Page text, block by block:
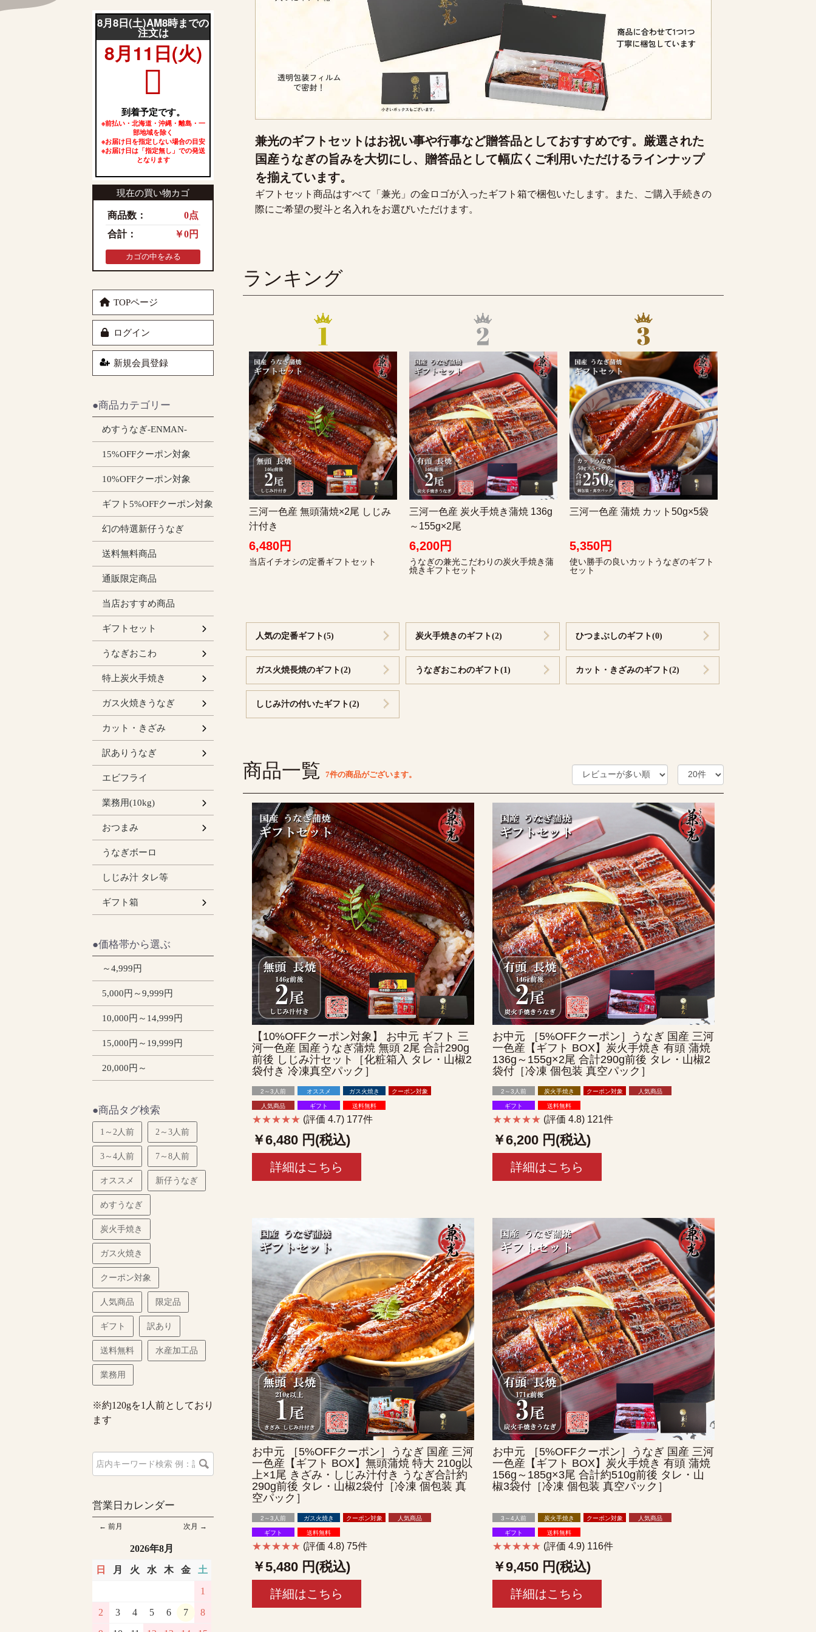
兼光のギフトセットはお祝い事や行事など贈答品としておすすめです。厳選された
国産うなぎの旨みを大切にし、贈答品として幅広くご利用いただけるラインナップ
を揃えています。
ギフトセット商品はすべて「兼光」の金ロゴが入ったギフト箱で梱包いたします。また、ご購入手続きの
際にご希望の熨斗と名入れをお選びいただけます。
ランキング
三河一色産 無頭蒲焼×2尾 しじみ
汁付き
6,480円
当店イチオシの定番ギフトセット
三河一色産 炭火手焼き蒲焼 136g
～155g×2尾
6,200円
うなぎの兼光こだわりの炭火手焼き蒲
焼きギフトセット
三河一色産 蒲焼 カット50g×5袋
5,350円
使い勝手の良いカットうなぎのギフト
セット
人気の定番ギフト(5) 炭火手焼きのギフト(2) ひつまぶしのギフト(0)
ガス火焼長焼のギフト(2) うなぎおこわのギフト(1) カット・きざみのギフト(2)
しじみ汁の付いたギフト(2)
商品一覧 7件の商品がございます。
【10%OFFクーポン対象】 お中元 ギフト 三
河一色産 国産うなぎ蒲焼 無頭 2尾 合計290g
前後 しじみ汁セット［化粧箱入 タレ・山椒2
袋付き 冷凍真空パック］
2～3人前 オススメ ガス火焼き クーポン対象
人気商品 ギフト 送料無料
★★★★★ (評価 4.7) 177件
￥6,480 円(税込)
詳細はこちら
お中元 ［5%OFFクーポン］うなぎ 国産 三河
一色産【ギフト BOX】炭火手焼き 有頭 蒲焼
136g～155g×2尾 合計290g前後 タレ・山椒2
袋付［冷凍 個包装 真空パック］
2～3人前 炭火手焼き クーポン対象 人気商品
ギフト 送料無料
★★★★★ (評価 4.8) 121件
￥6,200 円(税込)
詳細はこちら
お中元 ［5%OFFクーポン］うなぎ 国産 三河
一色産【ギフト BOX】無頭蒲焼 特大 210g以
上×1尾 きざみ・しじみ汁付き うなぎ合計約
290g前後 タレ・山椒2袋付［冷凍 個包装 真
空パック］
2～3人前 ガス火焼き クーポン対象 人気商品
ギフト 送料無料
★★★★★ (評価 4.8) 75件
￥5,480 円(税込)
詳細はこちら
お中元 ［5%OFFクーポン］うなぎ 国産 三河
一色産【ギフト BOX】炭火手焼き 有頭 蒲焼
156g～185g×3尾 合計約510g前後 タレ・山
椒3袋付［冷凍 個包装 真空パック］
3～4人前 炭火手焼き クーポン対象 人気商品
ギフト 送料無料
★★★★★ (評価 4.9) 116件
￥9,450 円(税込)
詳細はこちら
現在の買い物カゴ
商品数：
0点
合計：
￥0円
カゴの中をみる
TOPページ
ログイン
新規会員登録
●商品カテゴリー
めすうなぎ-ENMAN-
15%OFFクーポン対象
10%OFFクーポン対象
ギフト5%OFFクーポン対象
幻の特選新仔うなぎ
送料無料商品
通販限定商品
当店おすすめ商品
ギフトセット
うなぎおこわ 6個入り
9個入り
特上炭火手焼き 紅白セット
1kg入り
特大サイズ 2尾
特大サイズ 3尾
大サイズ2尾
大サイズ3尾
小サイズ3尾
180g以上
156g～185g
136g～155g
156g以上
136g～155g
ガス火焼きうなぎ 無頭長焼セット 紅白セット
無頭 特大1kg
無頭 大3尾
無頭 1kg 7~10尾
有頭長焼セット
【単品】無頭 蒲焼
カット・きざみ
訳ありうなぎ
エビフライ
業務用(10kg) ライン蒲焼き きざみうなぎ
おつまみ うなぎの肝 肝串焼き
うなぎボーロ
しじみ汁 タレ等
ギフト箱
●価格帯から選ぶ
～4,999円
5,000円～9,999円
10,000円～14,999円
15,000円～19,999円
20,000円～
●商品タグ検索
1～2人前 2～3人前
3～4人前 7～8人前
オススメ 新仔うなぎ
めすうなぎ
炭火手焼き
ガス火焼き
クーポン対象
人気商品 限定品
ギフト 訳あり
送料無料 水産加工品
業務用
※約120gを1人前としており
ます
営業日カレンダー
← 前月 次月 →
2026年8月
日 月 火 水 木 金 土
1
2 3 4 5 6 7 8